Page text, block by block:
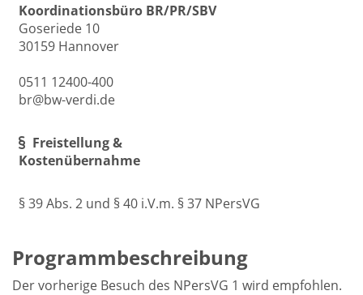
Koordinationsbüro BR/PR/SBV
Goseriede 10
30159 Hannover
0511 12400-400
br@bw-verdi.de
Freistellung &
Kostenübernahme
§ 39 Abs. 2 und § 40 i.V.m. § 37 NPersVG
Programmbeschreibung
Der vorherige Besuch des NPersVG 1 wird empfohlen.